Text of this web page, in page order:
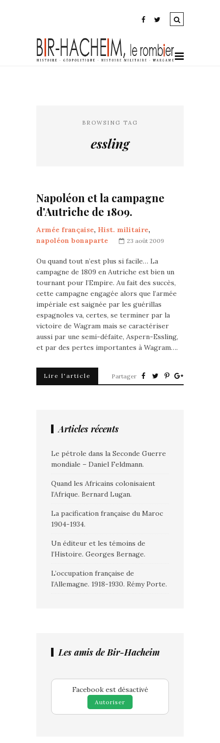
BROWSING TAG
essling
Napoléon et la campagne
d'Autriche de 1809.
Armée française, Hist. militaire,
napoléon bonaparte
23 août 2009
Ou quand tout n’est plus si facile… La
campagne de 1809 en Autriche est bien un
tournant pour l’Empire. Au fait des succès,
cette campagne engagée alors que l’armée
impériale est saignée par les guérillas
espagnoles va, certes, se terminer par la
victoire de Wagram mais se caractériser
aussi par une semi-défaite, Aspern-Essling,
et par des pertes importantes à Wagram….
Lire l'article Partager
Articles récents
Le pétrole dans la Seconde Guerre
mondiale – Daniel Feldmann.
Quand les Africains colonisaient
l’Afrique. Bernard Lugan.
La pacification française du Maroc
1904-1934.
Un éditeur et les témoins de
l’Histoire. Georges Bernage.
L’occupation française de
l’Allemagne. 1918-1930. Rémy Porte.
Les amis de Bir-Hacheim
Facebook est désactivé
Autoriser